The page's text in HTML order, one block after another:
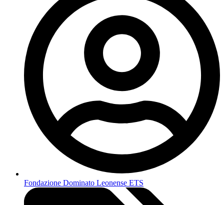
Fondazione Dominato Leonense ETS